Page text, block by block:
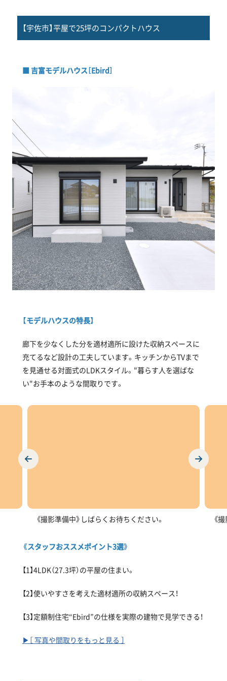
【宇佐市】平屋で25坪のコンパクトハウス
■ 吉富モデルハウス［Ebird］
【モデルハウスの特長】
廊下を少なくした分を適材適所に設けた収納スペースに
充てるなど設計の工夫しています。キッチンからTVまで
を見通せる対面式のLDKスタイル。"暮らす人を選ばな
い"お手本のような間取りです。
《撮影準備中》しばらくお待ちください。 《
《スタッフおススメポイント3選》
【1】4LDK（27.3坪）の平屋の住まい。
【2】使いやすさを考えた適材適所の収納スペース！
【3】定額制住宅“Ebird”の仕様を実際の建物で見学できる！
▶［ 写真や間取りをもっと見る ］